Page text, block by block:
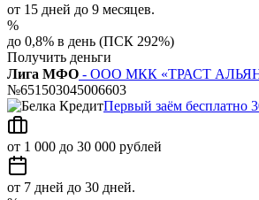
от 15 дней до 9 месяцев.
%
до 0,8% в день (ПСК 292%)
Получить деньги
Лига МФО - ООО МКК «ТРАСТ
№651503045006603
Первый заём бесплатно
от 1 000 до 30 000 рублей
от 7 дней до 30 дней.